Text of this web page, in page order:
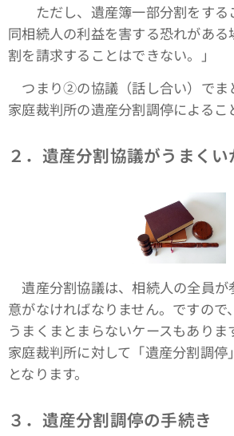
ただし、遺産簿一部分割をする
同相続人の利益を害する恐れがあ
割を請求することはできない。」
つまり➁の協議（話し合い）でま
家庭裁判所の遺産分割調停によるこ
２．遺産分割協議がうまく
遺産分割協議は、相続人の全員が
意がなければなりません。ですので
うまくまとまらないケースもありま
家庭裁判所に対して「遺産分割調停
となります。
３．遺産分割調停の手続き